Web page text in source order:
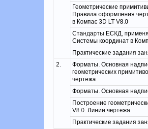
Геометрические
Правила оформления
в Компас 3D LT V8.0
Стандарты ЕСКД,
Системы координат в
Практические задания
2.
Форматы. Основная
геометрических
чертежа
Форматы. Основная
Построение
V8.0. Линии чертежа
Практические задания